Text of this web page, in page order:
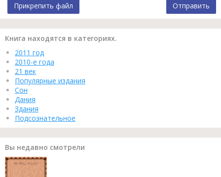
Прикрепить файл Отправить
Книга находятся в категориях.
2011 год
2010-е года
21 век
Популярные издания
Сон
Дания
Здания
Подсознательное
Вы недавно смотрели